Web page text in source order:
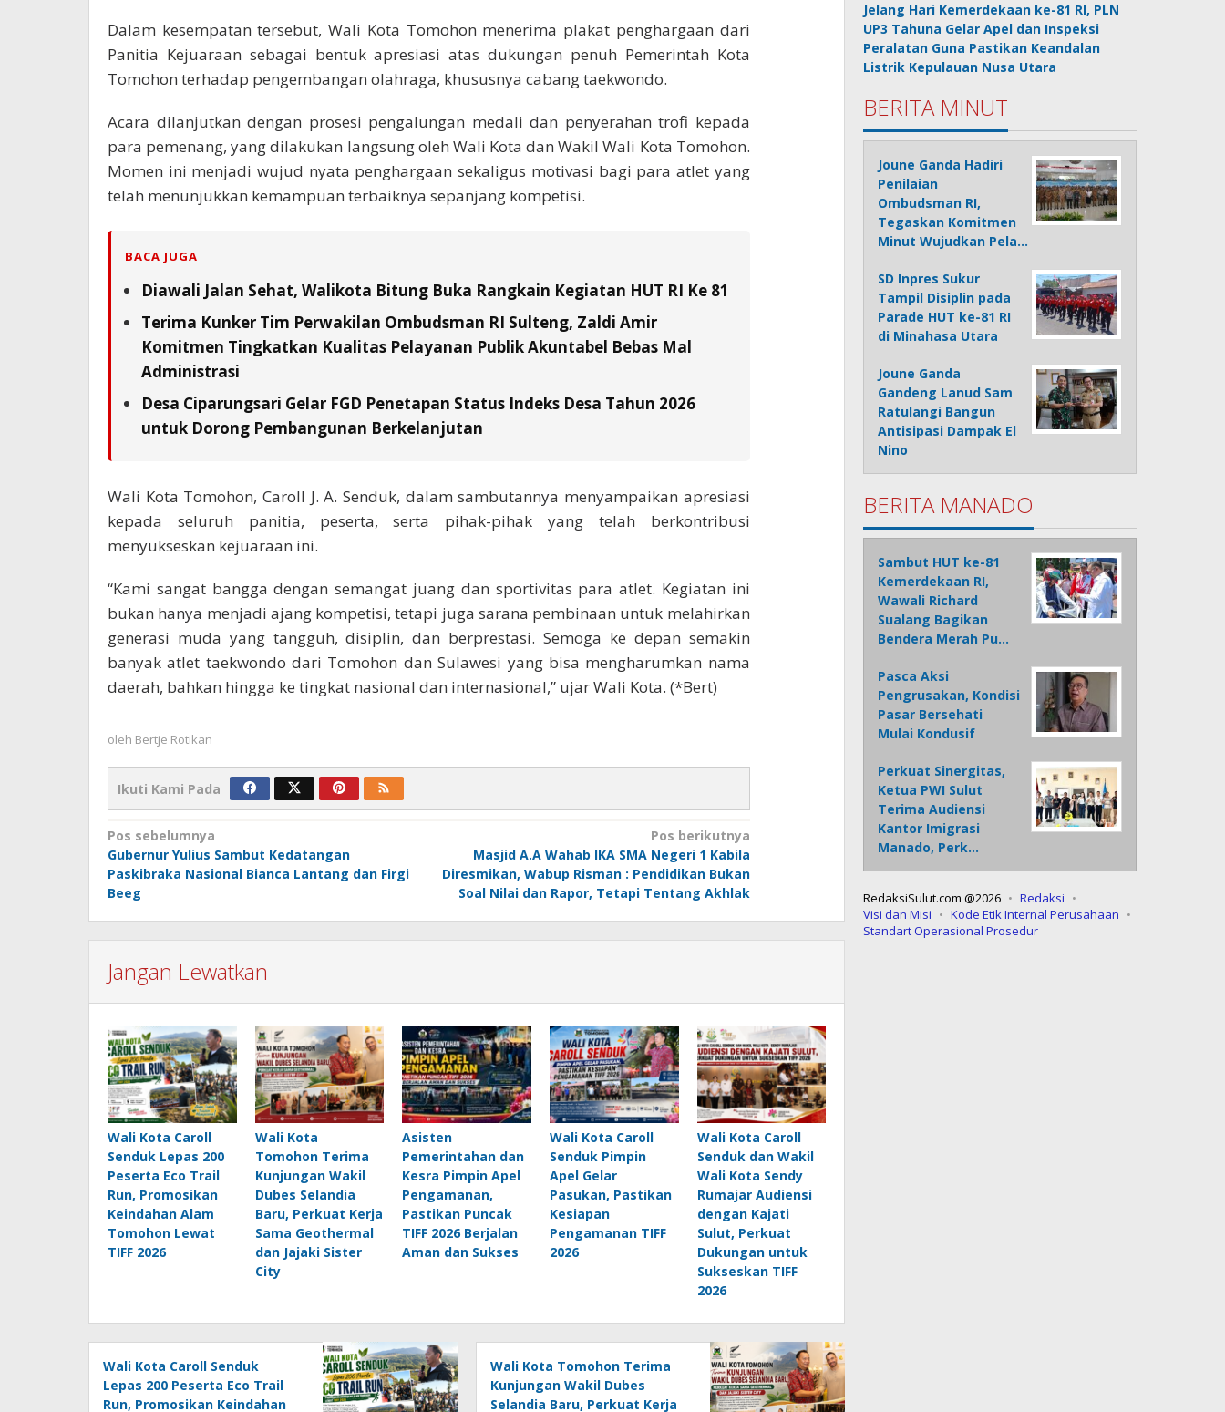
Dalam kesempatan tersebut, Wali Kota Tomohon menerima plakat penghargaan dari
Panitia Kejuaraan sebagai bentuk apresiasi atas dukungan penuh Pemerintah Kota
Tomohon terhadap pengembangan olahraga, khususnya cabang taekwondo.
Acara dilanjutkan dengan prosesi pengalungan medali dan penyerahan trofi kepada
para pemenang, yang dilakukan langsung oleh Wali Kota dan Wakil Wali Kota Tomohon.
Momen ini menjadi wujud nyata penghargaan sekaligus motivasi bagi para atlet yang
telah menunjukkan kemampuan terbaiknya sepanjang kompetisi.
BACA JUGA
Diawali Jalan Sehat, Walikota Bitung Buka Rangkain Kegiatan HUT RI Ke 81
Terima Kunker Tim Perwakilan Ombudsman RI Sulteng, Zaldi Amir
Komitmen Tingkatkan Kualitas Pelayanan Publik Akuntabel Bebas Mal
Administrasi
Desa Ciparungsari Gelar FGD Penetapan Status Indeks Desa Tahun 2026
untuk Dorong Pembangunan Berkelanjutan
Wali Kota Tomohon, Caroll J. A. Senduk, dalam sambutannya menyampaikan apresiasi
kepada seluruh panitia, peserta, serta pihak-pihak yang telah berkontribusi
menyukseskan kejuaraan ini.
“Kami sangat bangga dengan semangat juang dan sportivitas para atlet. Kegiatan ini
bukan hanya menjadi ajang kompetisi, tetapi juga sarana pembinaan untuk melahirkan
generasi muda yang tangguh, disiplin, dan berprestasi. Semoga ke depan semakin
banyak atlet taekwondo dari Tomohon dan Sulawesi yang bisa mengharumkan nama
daerah, bahkan hingga ke tingkat nasional dan internasional,” ujar Wali Kota. (*Bert)
oleh Bertje Rotikan
Ikuti Kami Pada
Navigasi
pos
Pos sebelumnya
Gubernur Yulius Sambut Kedatangan
Paskibraka Nasional Bianca Lantang dan Firgi
Beeg
Pos berikutnya
Masjid A.A Wahab IKA SMA Negeri 1 Kabila
Diresmikan, Wabup Risman : Pendidikan Bukan
Soal Nilai dan Rapor, Tetapi Tentang Akhlak
Jangan Lewatkan
Wali Kota Caroll
Senduk Lepas 200
Peserta Eco Trail
Run, Promosikan
Keindahan Alam
Tomohon Lewat
TIFF 2026
Wali Kota
Tomohon Terima
Kunjungan Wakil
Dubes Selandia
Baru, Perkuat Kerja
Sama Geothermal
dan Jajaki Sister
City
Asisten
Pemerintahan dan
Kesra Pimpin Apel
Pengamanan,
Pastikan Puncak
TIFF 2026 Berjalan
Aman dan Sukses
Wali Kota Caroll
Senduk Pimpin
Apel Gelar
Pasukan, Pastikan
Kesiapan
Pengamanan TIFF
2026
Wali Kota Caroll
Senduk dan Wakil
Wali Kota Sendy
Rumajar Audiensi
dengan Kajati
Sulut, Perkuat
Dukungan untuk
Sukseskan TIFF
2026
Wali Kota Caroll Senduk
Lepas 200 Peserta Eco Trail
Run, Promosikan Keindahan
Wali Kota Tomohon Terima
Kunjungan Wakil Dubes
Selandia Baru, Perkuat Kerja
Jelang Hari Kemerdekaan ke-81 RI, PLN
UP3 Tahuna Gelar Apel dan Inspeksi
Peralatan Guna Pastikan Keandalan
Listrik Kepulauan Nusa Utara
BERITA MINUT
Joune Ganda Hadiri
Penilaian
Ombudsman RI,
Tegaskan Komitmen
Minut Wujudkan Pela…
SD Inpres Sukur
Tampil Disiplin pada
Parade HUT ke-81 RI
di Minahasa Utara
Joune Ganda
Gandeng Lanud Sam
Ratulangi Bangun
Antisipasi Dampak El
Nino
BERITA MANADO
Sambut HUT ke-81
Kemerdekaan RI,
Wawali Richard
Sualang Bagikan
Bendera Merah Pu…
Pasca Aksi
Pengrusakan, Kondisi
Pasar Bersehati
Mulai Kondusif
Perkuat Sinergitas,
Ketua PWI Sulut
Terima Audiensi
Kantor Imigrasi
Manado, Perk…
RedaksiSulut.com @2026
Redaksi
Visi dan Misi
Kode Etik Internal Perusahaan
Standart Operasional Prosedur